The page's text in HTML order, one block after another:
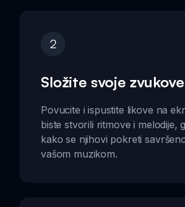
2
Složite svoje zvukove
Povucite i ispustite likove na
biste stvorili ritmove i melodije,
kako se njihovi pokreti
vašom muzikom.